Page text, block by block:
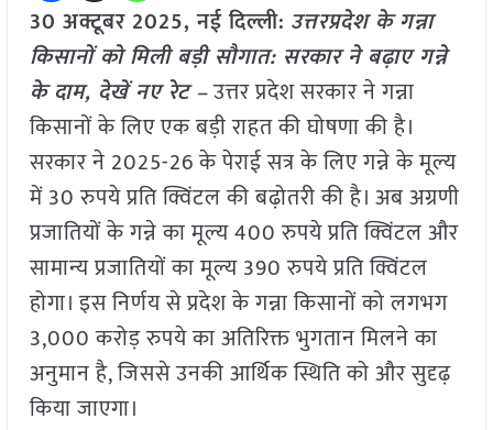
30 अक्टूबर 2025, नई दिल्ली: उत्तरप्रदेश के गन्ना
किसानों को मिली बड़ी सौगात: सरकार ने बढ़ाए गन्ने
के दाम, देखें नए रेट –उत्तर प्रदेश सरकार ने गन्ना
किसानों के लिए एक बड़ी राहत की घोषणा की है।
सरकार ने 2025-26 के पेराई सत्र के लिए गन्ने के मूल्य
में 30 रुपये प्रति क्विंटल की बढ़ोतरी की है। अब अग्रणी
प्रजातियों के गन्ने का मूल्य 400 रुपये प्रति क्विंटल और
सामान्य प्रजातियों का मूल्य 390 रुपये प्रति क्विंटल
होगा। इस निर्णय से प्रदेश के गन्ना किसानों को लगभग
3,000 करोड़ रुपये का अतिरिक्त भुगतान मिलने का
अनुमान है, जिससे उनकी आर्थिक स्थिति को और सुदृढ़
किया जाएगा।